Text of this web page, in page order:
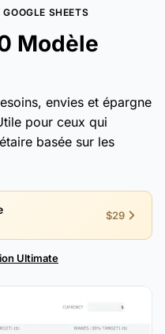
SHEETS
Modèle
envies et épargne
pour ceux qui
basée sur les
$29
Ultimate